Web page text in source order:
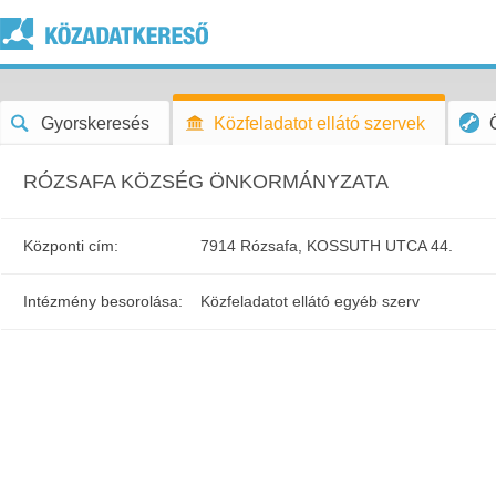
Gyorskeresés Közfeladatot ellátó szervek
RÓZSAFA KÖZSÉG ÖNKORMÁNYZATA
Központi cím: 7914 Rózsafa, KOSSUTH UTCA 44.
Intézmény besorolása: Közfeladatot ellátó egyéb szerv